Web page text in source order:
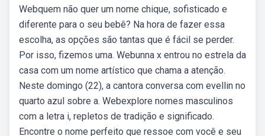
Webquem não quer um nome chique, sofisticado e
diferente para o seu bebê? Na hora de fazer essa
escolha, as opções são tantas que é fácil se perder.
Por isso, fizemos uma. Webunna x entrou no estrela da
casa com um nome artístico que chama a atenção.
Neste domingo (22), a cantora conversa com evellin no
quarto azul sobre a. Webexplore nomes masculinos
com a letra i, repletos de tradição e significado.
Encontre o nome perfeito que ressoe com você e seu